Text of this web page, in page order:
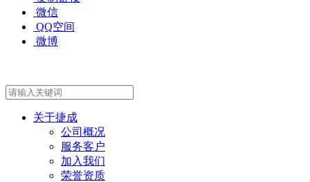
微信
QQ空间
微博
关于捷成
公司概况
服务客户
加入我们
荣誉资质